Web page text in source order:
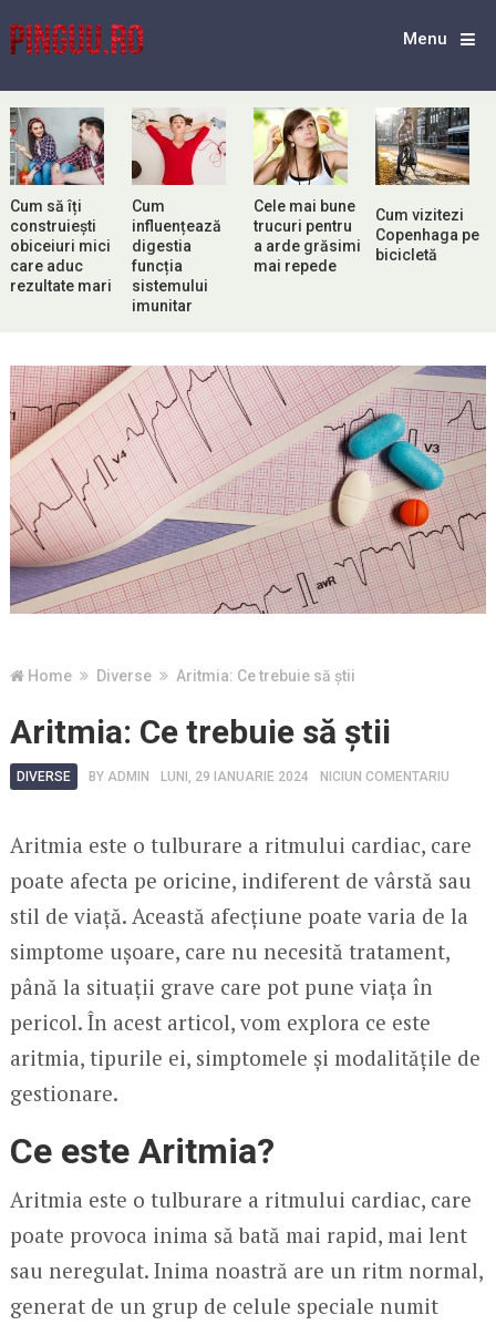
Menu
Cum să îți
construiești
obiceiuri mici
care aduc
rezultate mari
Cum
influențează
digestia
funcția
sistemului
imunitar
Cele mai bune
trucuri pentru
a arde grăsimi
mai repede
Cum vizitezi
Copenhaga pe
bicicletă
Home Diverse Aritmia: Ce trebuie să știi
Aritmia: Ce trebuie să știi
DIVERSE BY ADMIN LUNI, 29 IANUARIE 2024 NICIUN COMENTARIU
Aritmia este o tulburare a ritmului cardiac, care
poate afecta pe oricine, indiferent de vârstă sau
stil de viață. Această afecțiune poate varia de la
simptome ușoare, care nu necesită tratament,
până la situații grave care pot pune viața în
pericol. În acest articol, vom explora ce este
aritmia, tipurile ei, simptomele și modalitățile de
gestionare.
Ce este Aritmia?
Aritmia este o tulburare a ritmului cardiac, care
poate provoca inima să bată mai rapid, mai lent
sau neregulat. Inima noastră are un ritm normal,
generat de un grup de celule speciale numit